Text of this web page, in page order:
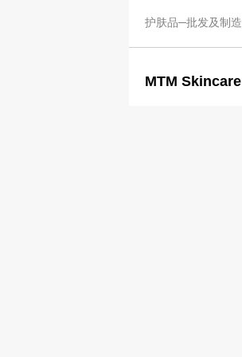
护肤品─批发及制造
MTM Skincare